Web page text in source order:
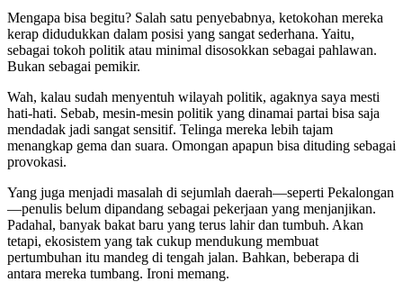
Mengapa bisa begitu? Salah satu penyebabnya, ketokohan mereka
kerap didudukkan dalam posisi yang sangat sederhana. Yaitu,
sebagai tokoh politik atau minimal disosokkan sebagai pahlawan.
Bukan sebagai pemikir.
Wah, kalau sudah menyentuh wilayah politik, agaknya saya mesti
hati-hati. Sebab, mesin-mesin politik yang dinamai partai bisa saja
mendadak jadi sangat sensitif. Telinga mereka lebih tajam
menangkap gema dan suara. Omongan apapun bisa dituding sebagai
provokasi.
Yang juga menjadi masalah di sejumlah daerah—seperti Pekalongan
—penulis belum dipandang sebagai pekerjaan yang menjanjikan.
Padahal, banyak bakat baru yang terus lahir dan tumbuh. Akan
tetapi, ekosistem yang tak cukup mendukung membuat
pertumbuhan itu mandeg di tengah jalan. Bahkan, beberapa di
antara mereka tumbang. Ironi memang.